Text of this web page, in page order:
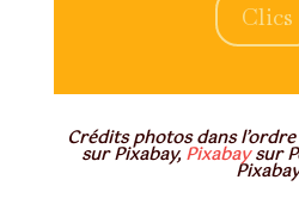
Clics
Crédits photos dans
sur Pixabay,Pixabaysur
Pixabay